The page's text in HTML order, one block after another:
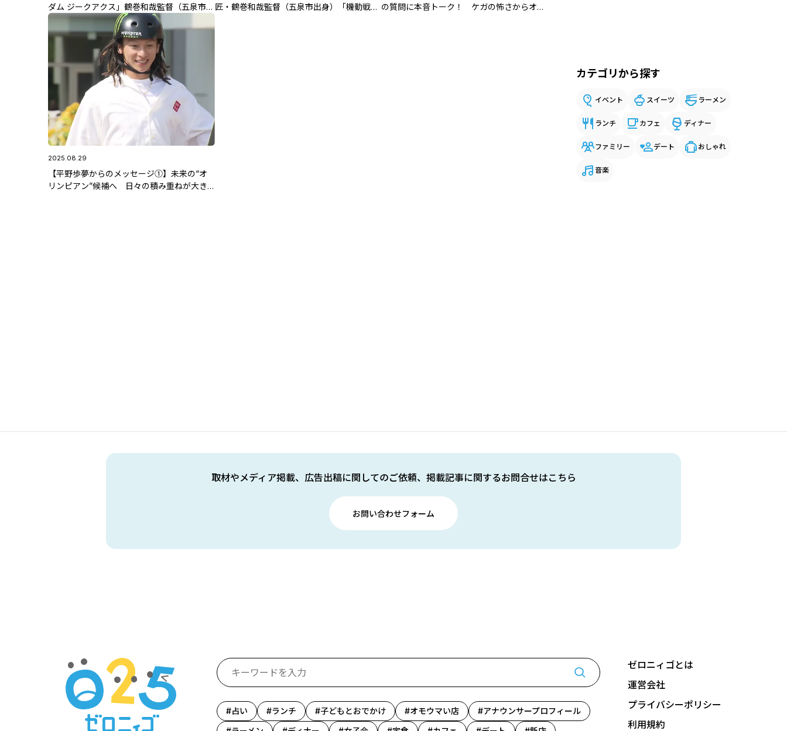
ダム ジークアクス」鶴巻和哉監督（五泉市出
身）単独インタビュー②まさかの制作秘話
匠・鶴巻和哉監督（五泉市出身）「機動戦士 の質問に本音トーク！ ケガの怖さからオリ
2025.08.29
【平野歩夢からのメッセージ①】未来の“オ
リンピアン”候補へ 日々の積み重ねが大き
カテゴリから探す
イベント スイーツ ラーメン
ランチ カフェ ディナー
ファミリー デート おしゃれ
音楽
取材やメディア掲載、広告出稿に関してのご依頼、掲載記事に関するお問合せはこちら
お問い合わせフォーム
占い ランチ 子どもとおでかけ オモウマい店
アナウンサープロフィール
ゼロニィゴとは
運営会社
プライバシーポリシー
利用規約